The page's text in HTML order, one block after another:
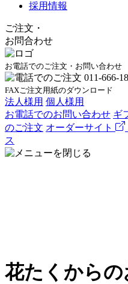
採用情報
ご注文 ・
お問合わせ
お電話でのご注文・お問い合わせ
FAXご注文用紙のダウンロード
法人様用 個人様用
お電話でのお問い合わせ ギ
のご注文 オーダーサイト
ス
花たくから